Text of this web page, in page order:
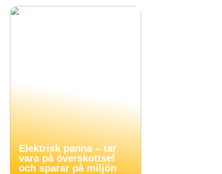
Elektrisk panna – tar
vara på överskottsel
och sparar på miljön